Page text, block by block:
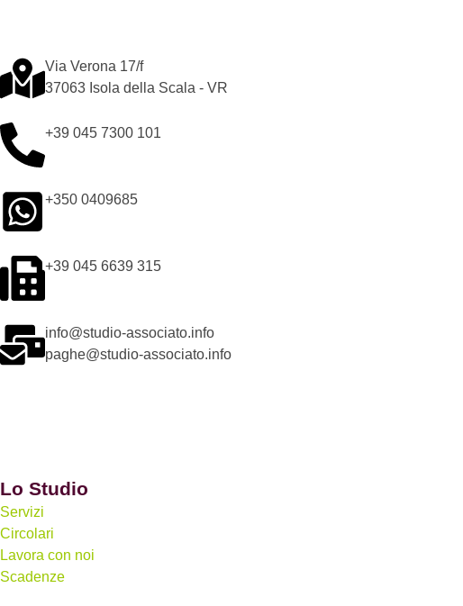
Via Verona 17/f
37063 Isola della Scala - VR
+39 045 7300 101
+350 0409685
+39 045 6639 315
info@studio-associato.info
paghe@studio-associato.info
Lo Studio
Servizi
Circolari
Lavora con noi
Scadenze